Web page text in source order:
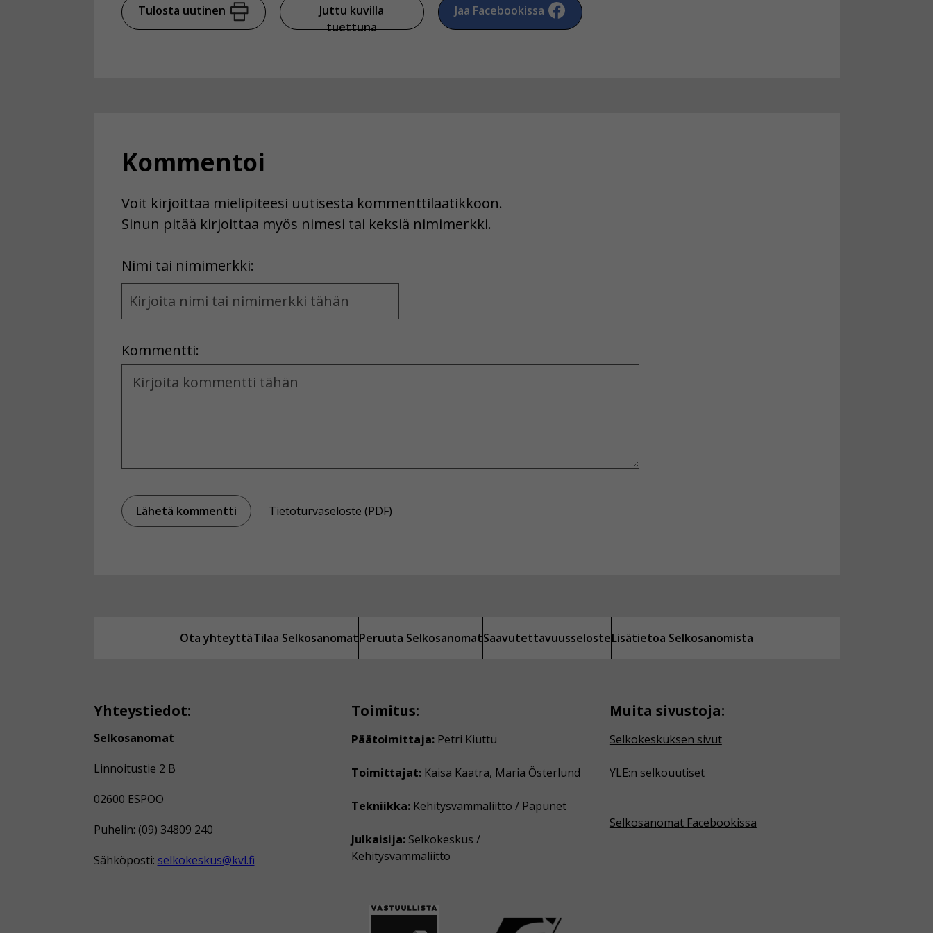
Tulosta uutinen
Juttu kuvilla
tuettuna
Jaa Facebookissa
Kommentoi
Voit kirjoittaa mielipiteesi uutisesta kommenttilaatikkoon.
Sinun pitää kirjoittaa myös nimesi tai keksiä nimimerkki.
Nimi tai nimimerkki:
Name
and
Kommentti:
Kommentti
Tietoturvaseloste (PDF)
Ota yhteyttäTilaa SelkosanomatPeruuta SelkosanomatSaavutettavuusselosteLisätietoa Selkosanomista
Yhteystiedot:
Selkosanomat
Linnoitustie 2 B
02600 ESPOO
Puhelin: (09) 34809 240
Sähköposti: selkokeskus@kvl.fi
Toimitus:
Päätoimittaja: Petri Kiuttu
Toimittajat: Kaisa Kaatra, Maria Österlund
Tekniikka: Kehitysvammaliitto / Papunet
Julkaisija: Selkokeskus /
Kehitysvammaliitto
Muita sivustoja:
Selkokeskuksen sivut
YLE:n selkouutiset
Selkosanomat Facebookissa